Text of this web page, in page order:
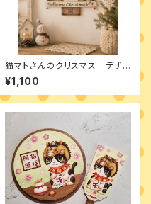
猫マトさんのクリスマス デザイ
ンパケット
¥1,100